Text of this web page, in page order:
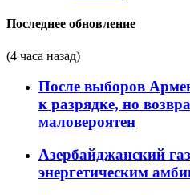
Последнее обновление
(4 часа назад)
После выборов
к разрядке, но
маловероятен
Азербайджанский
энергетическим